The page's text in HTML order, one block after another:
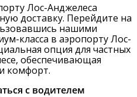
Лос-Анджелеса
доставку. Перейдите на
нашими
класса в аэропорту Лос-
опция для частных
обеспечивающая
комфорт.
с водителем